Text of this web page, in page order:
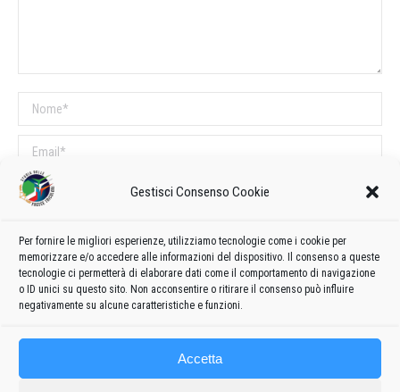
Gestisci Consenso Cookie
Per fornire le migliori esperienze, utilizziamo tecnologie come i cookie per
memorizzare e/o accedere alle informazioni del dispositivo. Il consenso a queste
tecnologie ci permetterà di elaborare dati come il comportamento di navigazione
o ID unici su questo sito. Non acconsentire o ritirare il consenso può influire
negativamente su alcune caratteristiche e funzioni.
Accetta
Nome *
Email *
Sito web
COMMENTI SUL POST
Questo sito utilizza Akismet per ridurre lo spam.Scopri come vengono
elaborati i dati derivati dai commenti.